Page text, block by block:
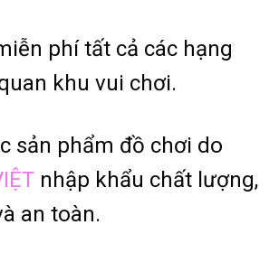
phí tất cả các hạng
khu vui chơi.
sản phẩm đồ chơi do
nhập khẩu chất lượng,
an toàn.